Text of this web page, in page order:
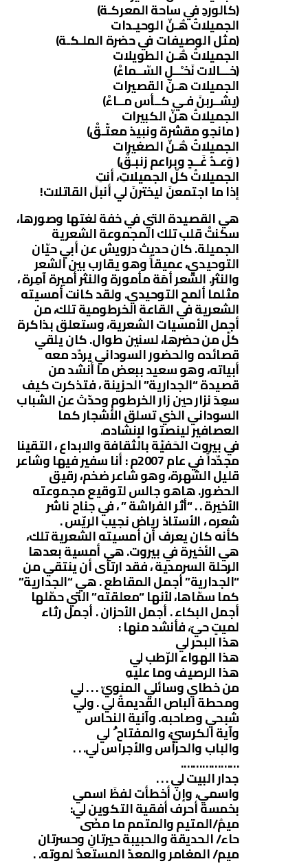
(كالوردِ في ساحة المعركـة)
الجميلاتُ هُـنّ الوحيـدات
(مثل الوصيفات في حضرة الملـكـة)
الجميلاتُ هُـن الطويلات
(خـــالات نَخـْــلِ السّــماءْ)
الجميلات هـنّ القصيرات
(يشــربنَ فـي كــأس مــاءْ)
الجميلاتُ هنّ الكبيرات
( مانجو مقشرة ونبيذ معتّـقْ)
الجميلاتُ هُـنّ الصغيرات
( وَعـدُ غَــدٍ وبراعم زنبـقْ)
الجميلاتُ كلّ الجميلاتِ، أنتِ
إذا ما اجتمعنَ ليخترنَ لي أنبلَ القاتلات!
هي القصيدة التي في خفة لغتها وصورها،
سكنتْ قلب تلك المجموعة الشعرية
الجميلة. كان حديث درويش عن أبي حيّان
التوحيدي، عميقاً وهو يقارب بين الشعر
والنثر. الشعر أمَة مأمورة والنثر أميرة آمِرة ،
مثلما ألمح التوحيدي. ولقد كانت أمسيته
الشعرية في القاعة الخرطومية تلك، من
أجمل الأمسيات الشعرية، وستعلق بذاكرة
كلّ من حضرها، لسنين طوال. كان يلقي
قصائده والحضور السوداني يردّد معه
أبياته، وهو سعيد ببعض ما أنشد من
قصيدة “الجدارية” الحزينة ، فتذكرت كيف
سعِدَ نزار حين زار الخرطوم وحدّث عن الشباب
السوداني الذي تسلق الأشجار كما
العصافير لينصتوا لإنشاده.
في بيروت الحَفيّة بالثقافة والابداع ، التقينا
مجدّداً في عام 2007م : أنا سفير فيها وشاعر
قليل الشهرة، وهو شاعر ضخم، رقيق
الحضور. هاهو جالس لتوقيع مجموعته
الأخيرة . . “أثر الفراشة ” ، في جناح ناشر
شعره ، الأستاذ رياض نجيب الريّس .
كأنه كان يعرف أن أمسيته الشعرية تلك،
هي الأخيرة في بيروت. هي أمسية بعدها
الرحلة السرمدية ، فقد ارتأى أن ينتقي من
“الجدارية” أجمل المقاطع . هي “الجدارية”
كما سمّاها، لأنها “معلقته” التي حمّلها
أجمل البكاء . أجمل الأحزان . أجمل رثاء
لميتٍ حيّ، فأنشد منها :
هذا البحر لي
هذا الهواء الرّطب لي
هذا الرصيف وما عليهِ
من خطاي وسائلي المنويّ . . . لي
ومحطة الباص القديمةُ لي . ولي
شبحي وصاحبه. وآنية النحاس
وآية الكرسيّ، والمفتاح ُ لي
والباب والحراّس والأجراس لي. . .
……………….
جدار البيت لي . . .
واسمي، وإن أخطأت لفظَ اسمي
بخمسة أحرف أفقية التكوين لي:
ميمُ/المتيم والمتمم ما مضَى
حاء/ الحديقة والحبيبة حيرتانِ وحسرتان
ميم/ المغامر والمعدّ المستعدُّ لموته. .